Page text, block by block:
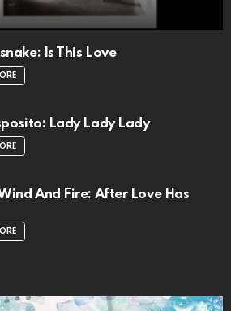
Is This Love
Lady Lady Lady
And Fire: After Love Has